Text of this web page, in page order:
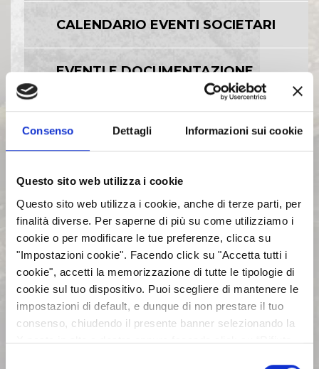
Consenso Dettagli Informazioni sui cookie
Questo sito web utilizza i cookie
Questo sito web utilizza i cookie, anche di terze parti, per
finalità diverse. Per saperne di più su come utilizziamo i
cookie o per modificare le tue preferenze, clicca su
"Impostazioni cookie". Facendo click su "Accetta tutti i
cookie", accetti la memorizzazione di tutte le tipologie di
cookie sul tuo dispositivo. Puoi scegliere di mantenere le
impostazioni di default, e dunque di non prestare il tuo
consenso, chiudendo il presente banner selezionando la
X posta in alto a destra oppure facendo click su “Rifiuta
CALENDARIO EVENTI SOCIETARI
EVENTI E DOCUMENTAZIONE
BILANCI E RELAZIONI
INTERMEDIE
ASSEMBLEE
COMUNICATI STAMPA
ARCHIVIO 2017